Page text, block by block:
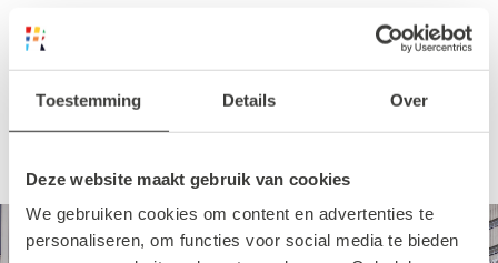
Toestemming Details Over
Deze website maakt gebruik van cookies
We gebruiken cookies om content en advertenties te
personaliseren, om functies voor social media te bieden
ketens te vinden zijn zoals de ZARA, H&M,
Nike, Stradivarius, Pull & Bear en meer.